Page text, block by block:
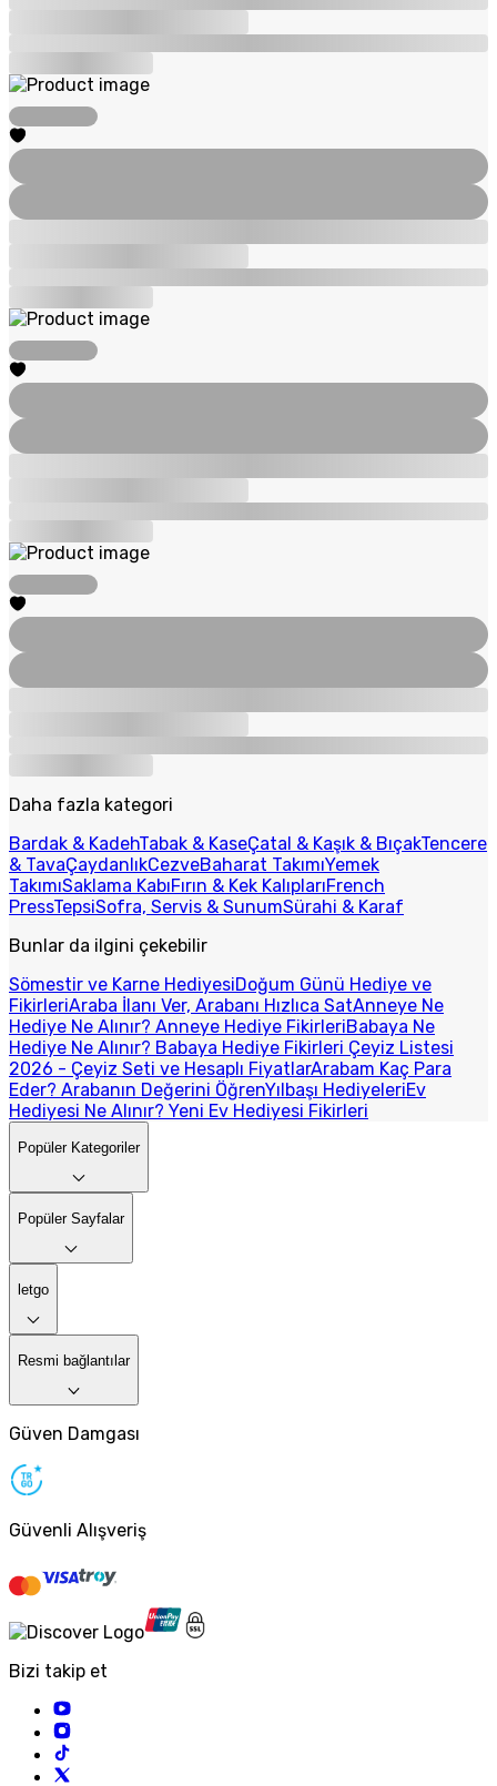
Daha fazla kategori
Bardak & KadehTabak & KaseÇatal & Kaşık & BıçakTencere
& TavaÇaydanlıkCezveBaharat TakımıYemek
TakımıSaklama KabıFırın & Kek KalıplarıFrench
PressTepsiSofra, Servis & SunumSürahi & Karaf
Bunlar da ilgini çekebilir
Sömestir ve Karne HediyesiDoğum Günü Hediye ve
FikirleriAraba İlanı Ver, Arabanı Hızlıca SatAnneye Ne
Hediye Ne Alınır? Anneye Hediye FikirleriBabaya Ne
Hediye Ne Alınır? Babaya Hediye Fikirleri Çeyiz Listesi
2026 - Çeyiz Seti ve Hesaplı FiyatlarArabam Kaç Para
Eder? Arabanın Değerini ÖğrenYılbaşı HediyeleriEv
Hediyesi Ne Alınır? Yeni Ev Hediyesi Fikirleri
Popüler Kategoriler
Popüler Sayfalar
letgo
Resmi bağlantılar
Güven Damgası
Güvenli Alışveriş
Bizi takip et